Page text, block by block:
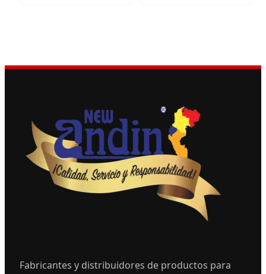
Fabricantes y distribuidores de productos para